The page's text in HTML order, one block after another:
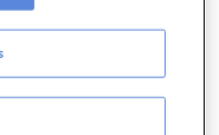
conta de
datos